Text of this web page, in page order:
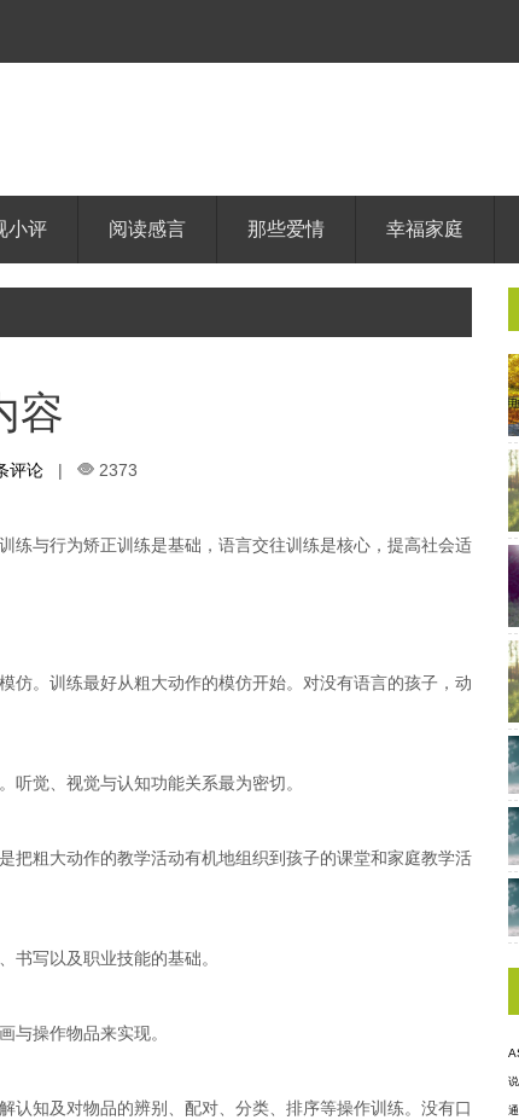
小评 阅读感言 那些爱情 幸福家庭
容
评论 |
2373
练与行为矫正训练是基础，语言交往训练是核心，提高社会适
仿。训练最好从粗大动作的模仿开始。对没有语言的孩子，动
听觉、视觉与认知功能关系最为密切。
把粗大动作的教学活动有机地组织到孩子的课堂和家庭教学活
书写以及职业技能的基础。
与操作物品来实现。
认知及对物品的辨别、配对、分类、排序等操作训练。没有口
说
通